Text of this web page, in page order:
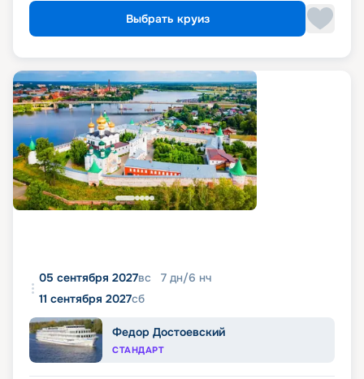
Выбрать круиз
05 сентября 2027вс 7 дн/6 нч
11 сентября 2027сб
Федор Достоевский
СТАНДАРТ